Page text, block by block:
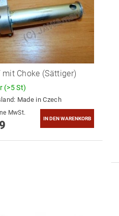
mit Choke (Sättiger)
(>5 St)
Made in Czech
ohne MwSt.